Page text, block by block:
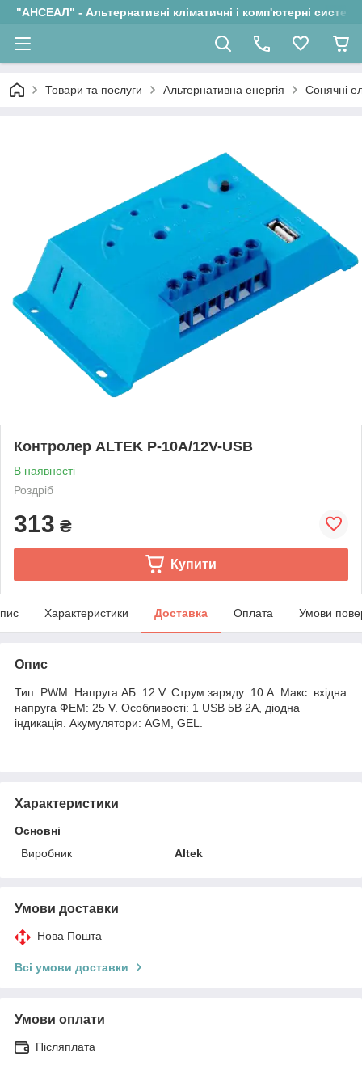
"АНСЕАЛ" - Альтернативні кліматичні і комп'ютерні системи
Товари та послуги Альтернативна енергія Сонячні
Контролер ALTEK P-10А/12V-USB
В наявності
Роздріб
313 ₴
Купити
Характеристики Доставка Оплата Умови
Опис
Тип: PWM. Напруга АБ: 12 V. Струм заряду: 10 А. Макс. вхідна
напруга ФЕМ: 25 V. Особливості: 1 USB 5В 2А, діодна
індикація. Акумулятори: AGM, GEL.
Характеристики
Основні
Виробник
Altek
Умови доставки
Нова Пошта
Всі умови доставки
Умови оплати
Післяплата